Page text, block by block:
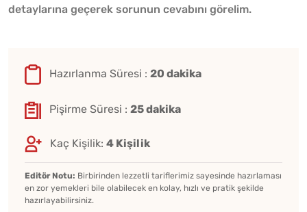
detaylarına geçerek sorunun cevabını görelim.
Hazırlanma Süresi : 20 dakika
Pişirme Süresi : 25 dakika
Kaç Kişilik: 4 Kişilik
Editör Notu: Birbirinden lezzetli tariflerimiz sayesinde hazırlaması
en zor yemekleri bile olabilecek en kolay, hızlı ve pratik şekilde
hazırlayabilirsiniz.